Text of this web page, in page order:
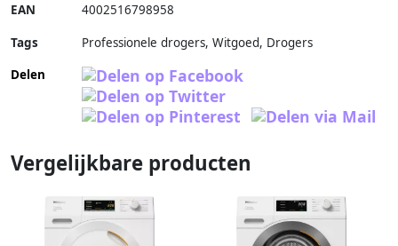
EAN 4002516798958
Tags
Professionele drogers, Witgoed, Drogers
Delen
Vergelijkbare producten